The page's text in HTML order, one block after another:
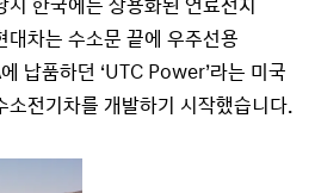
한국에는 상용화된 연료전지
대차는 수소문 끝에 우주선용
납품하던 ‘UTC Power’라는 미국
소전기차를 개발하기 시작했습니다.